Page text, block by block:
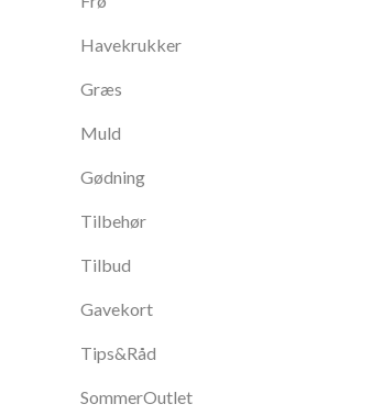
Havekrukker
Græs
Muld
Gødning
Tilbehør
Tilbud
Gavekort
Tips&Råd
SommerOutlet